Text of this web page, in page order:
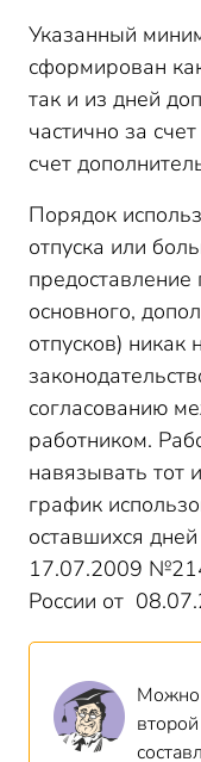
Указанный
сформирован
так и из дней
частично за
счет
Порядок
отпуска или
основного,
отпусков) никак
согласованию
работником.
навязывать тот
график
оставшихся
17.07.2009
России от
Можно